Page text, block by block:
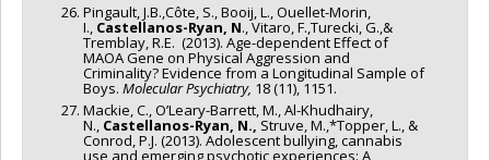
Pingault, J.B.,Côte, S., Booij, L., Ouellet-Morin,
I., Castellanos-Ryan, N., Vitaro, F.,Turecki, G.,&
Tremblay, R.E. (2013). Age-dependent Effect of
MAOA Gene on Physical Aggression and
Criminality? Evidence from a Longitudinal Sample of
Boys. Molecular Psychiatry, 18 (11), 1151.
Mackie, C., O’Leary-Barrett, M., Al-Khudhairy,
N., Castellanos-Ryan, N., Struve, M.,*Topper, L., &
Conrod, P.J. (2013). Adolescent bullying, cannabis
use and emerging psychotic experiences: A